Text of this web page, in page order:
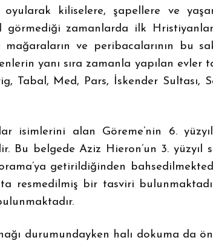
oyularak kiliselere, şapellere ve
görmediği zamanlarda ilk
ve peribacalarının bu
yanı sıra zamanla yapılan
Tabal, Med, Pars, İskender Sultası,
isimlerini alan Göreme’nin 6.
Bu belgede Aziz Hieron’un 3. yüzyıl
getirildiğinden
bir tasviri bulunmaktadır.
durumundayken halı dokuma da